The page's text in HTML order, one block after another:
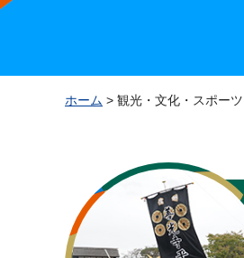
ホーム > 観光・文化・スポーツ